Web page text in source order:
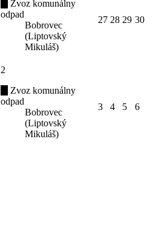
Zvoz komunálny
odpad
Bobrovec
(Liptovský
Mikuláš)
27 28 29 30
2
Zvoz komunálny
odpad
Bobrovec
(Liptovský
Mikuláš)
3 4 5 6